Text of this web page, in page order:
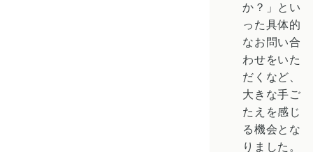
か？」とい
った具体的
なお問い合
わせをいた
だくなど、
大きな手ご
たえを感じ
る機会とな
りました。